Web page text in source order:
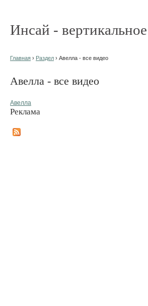
Инсай -
Главная › Раздел › Авелла - все видео
Авелла - все видео
Авелла
Реклама